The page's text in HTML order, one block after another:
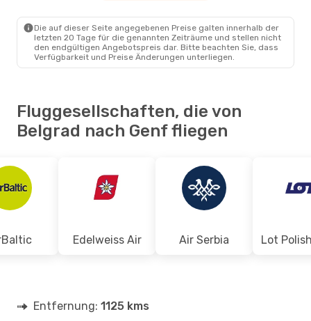
Die auf dieser Seite angegebenen Preise galten innerhalb der
letzten 20 Tage für die genannten Zeiträume und stellen nicht
den endgültigen Angebotspreis dar. Bitte beachten Sie, dass
Verfügbarkeit und Preise Änderungen unterliegen.
Fluggesellschaften, die von
Belgrad nach Genf fliegen
Edelweiss Air Air Serbia
Entfernung: 1125 kms